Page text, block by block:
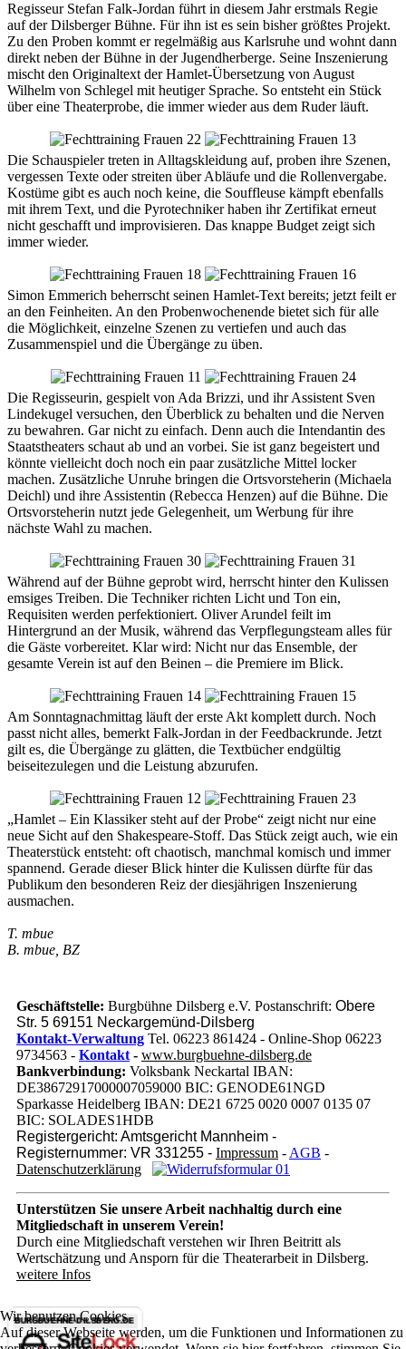
Regisseur Stefan Falk-Jordan führt in diesem Jahr erstmals Regie
auf der Dilsberger Bühne. Für ihn ist es sein bisher größtes Projekt.
Zu den Proben kommt er regelmäßig aus Karlsruhe und wohnt dann
direkt neben der Bühne in der Jugendherberge. Seine Inszenierung
mischt den Originaltext der Hamlet-Übersetzung von August
Wilhelm von Schlegel mit heutiger Sprache. So entsteht ein Stück
über eine Theaterprobe, die immer wieder aus dem Ruder läuft.
Die Schauspieler treten in Alltagskleidung auf, proben ihre Szenen,
vergessen Texte oder streiten über Abläufe und die Rollenvergabe.
Kostüme gibt es auch noch keine, die Souffleuse kämpft ebenfalls
mit ihrem Text, und die Pyrotechniker haben ihr Zertifikat erneut
nicht geschafft und improvisieren. Das knappe Budget zeigt sich
immer wieder.
Simon Emmerich beherrscht seinen Hamlet-Text bereits; jetzt feilt er
an den Feinheiten. An den Probenwochenende bietet sich für alle
die Möglichkeit, einzelne Szenen zu vertiefen und auch das
Zusammenspiel und die Übergänge zu üben.
Die Regisseurin, gespielt von Ada Brizzi, und ihr Assistent Sven
Lindekugel versuchen, den Überblick zu behalten und die Nerven
zu bewahren. Gar nicht zu einfach. Denn auch die Intendantin des
Staatstheaters schaut ab und an vorbei. Sie ist ganz begeistert und
könnte vielleicht doch noch ein paar zusätzliche Mittel locker
machen. Zusätzliche Unruhe bringen die Ortsvorsteherin (Michaela
Deichl) und ihre Assistentin (Rebecca Henzen) auf die Bühne. Die
Ortsvorsteherin nutzt jede Gelegenheit, um Werbung für ihre
nächste Wahl zu machen.
Während auf der Bühne geprobt wird, herrscht hinter den Kulissen
emsiges Treiben. Die Techniker richten Licht und Ton ein,
Requisiten werden perfektioniert. Oliver Arundel feilt im
Hintergrund an der Musik, während das Verpflegungsteam alles für
die Gäste vorbereitet. Klar wird: Nicht nur das Ensemble, der
gesamte Verein ist auf den Beinen – die Premiere im Blick.
Am Sonntagnachmittag läuft der erste Akt komplett durch. Noch
passt nicht alles, bemerkt Falk-Jordan in der Feedbackrunde. Jetzt
gilt es, die Übergänge zu glätten, die Textbücher endgültig
beiseitezulegen und die Leistung abzurufen.
„Hamlet – Ein Klassiker steht auf der Probe“ zeigt nicht nur eine
neue Sicht auf den Shakespeare-Stoff. Das Stück zeigt auch, wie ein
Theaterstück entsteht: oft chaotisch, manchmal komisch und immer
spannend. Gerade dieser Blick hinter die Kulissen dürfte für das
Publikum den besonderen Reiz der diesjährigen Inszenierung
ausmachen.
T. mbue
B. mbue, BZ
Geschäftstelle: Burgbühne Dilsberg e.V. Postanschrift: Obere
Str. 5 69151 Neckargemünd-Dilsberg
Kontakt-Verwaltung Tel. 06223 861424 - Online-Shop 06223
9734563 - Kontakt - www.burgbuehne-dilsberg.de
Bankverbindung: Volksbank Neckartal IBAN:
DE38672917000007059000 BIC: GENODE61NGD
Sparkasse Heidelberg IBAN: DE21 6725 0020 0007 0135 07
BIC: SOLADES1HDB
Registergericht: Amtsgericht Mannheim -
Registernummer: VR 331255 - Impressum - AGB -
Datenschutzerklärung
Unterstützen Sie unsere Arbeit nachhaltig durch eine
Mitgliedschaft in unserem Verein!
Durch eine Mitgliedschaft verstehen wir Ihren Beitritt als
Wertschätzung und Ansporn für die Theaterarbeit in Dilsberg.
weitere Infos
Wir benutzen Cookies
Auf dieser Webseite werden, um die Funktionen und Informationen zu